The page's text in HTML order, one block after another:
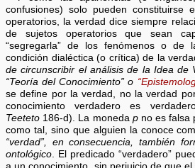
confusiones) solo pueden constituirse
operatorios, la verdad dice siempre
de sujetos operatorios que sean
“segregarla” de los fenómenos o de
condición dialéctica (o crítica) de la
de circunscribir el análisis de la Idea de
“Teoría del Conocimiento” o
se define por la verdad, no la verdad
conocimiento verdadero es
Teeteto 186-d). La moneda pno es falsa
como tal, sino que alguien la conoce
“verdad”, en consecuencia, también
ontológico. El predicado “verdadero”